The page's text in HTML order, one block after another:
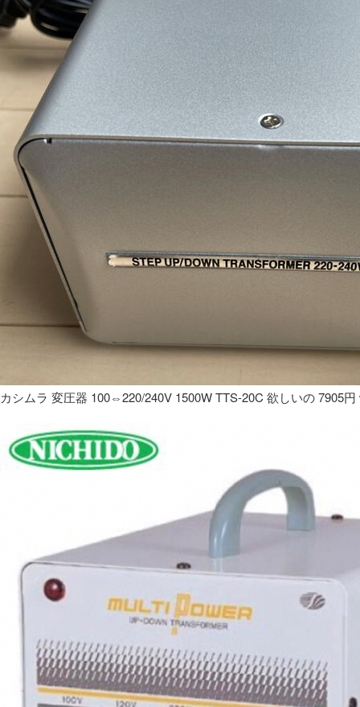
カシムラ 変圧器 100⇔220/240V 1500W TTS-20C 欲しいの 7905円